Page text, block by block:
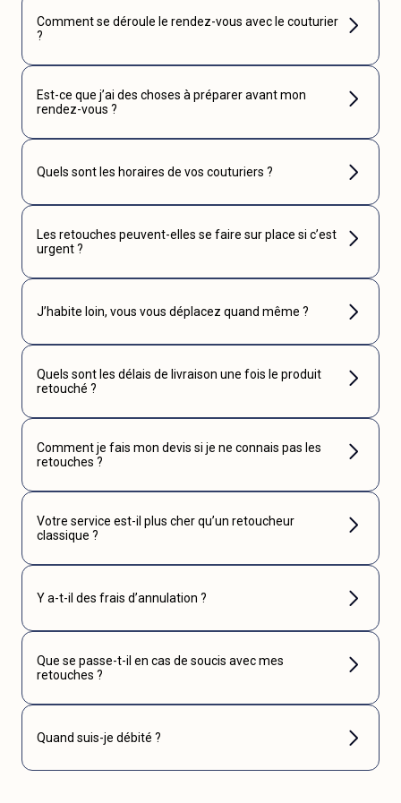
Comment se déroule le rendez-vous avec le couturier
?
Est-ce que j’ai des choses à préparer avant mon
rendez-vous ?
Quels sont les horaires de vos couturiers ?
Les retouches peuvent-elles se faire sur place si c’est
urgent ?
J’habite loin, vous vous déplacez quand même ?
Quels sont les délais de livraison une fois le produit
retouché ?
Comment je fais mon devis si je ne connais pas les
retouches ?
Votre service est-il plus cher qu’un retoucheur
classique ?
Y a-t-il des frais d’annulation ?
Que se passe-t-il en cas de soucis avec mes
retouches ?
Quand suis-je débité ?